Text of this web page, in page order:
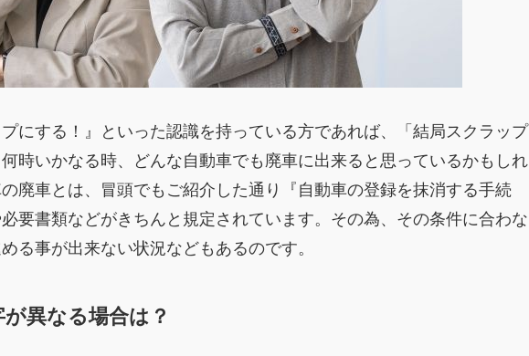
にする！』といった認識を持っている方であれば、「結局スクラップ
時いかなる時、どんな自動車でも廃車に出来ると思っているかもしれ
廃車とは、冒頭でもご紹介した通り『自動車の登録を抹消する手続
要書類などがきちんと規定されています。その為、その条件に合わな
る事が出来ない状況などもあるのです。
異なる場合は？